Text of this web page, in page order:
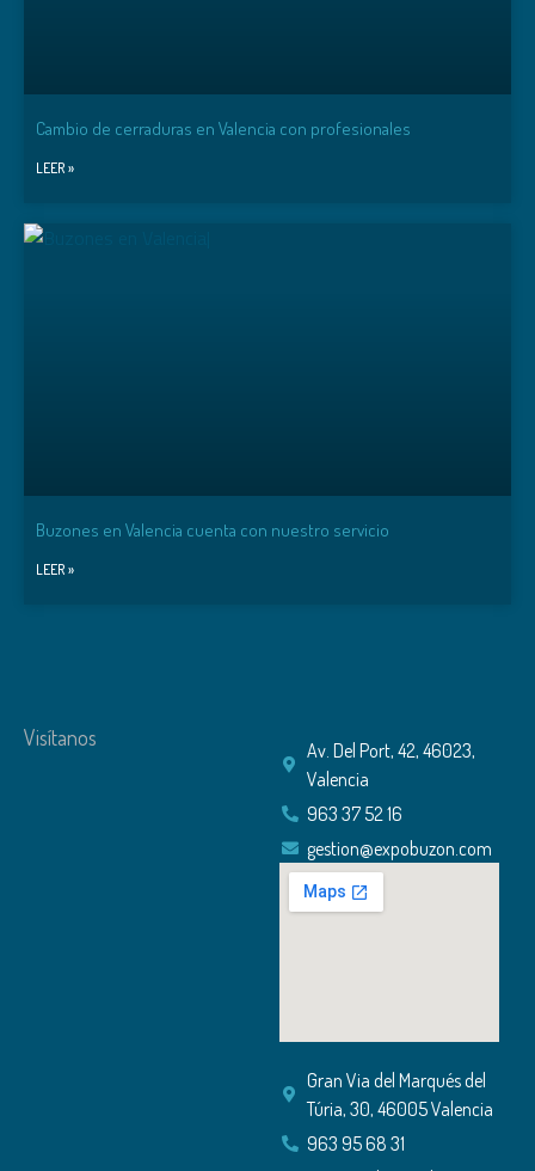
Cambio de cerraduras en Valencia con profesionales
LEER »
Buzones en Valencia cuenta con nuestro servicio
LEER »
Visítanos
Av. Del Port, 42, 46023,
Valencia
963 37 52 16
gestion@expobuzon.com
Gran Via del Marqués del
Túria, 30, 46005 Valencia
963 95 68 31